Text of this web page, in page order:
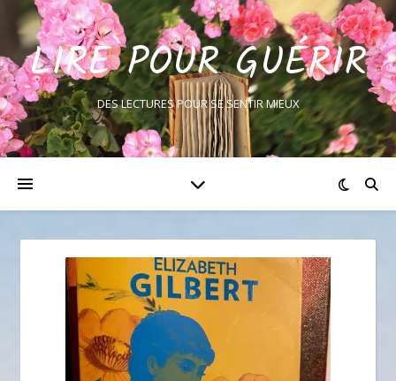
LIRE POUR GUÉRIR
DES LECTURES POUR SE SENTIR MIEUX